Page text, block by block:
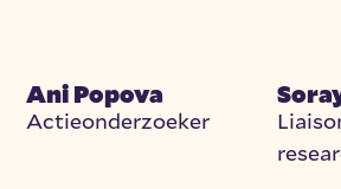
Ani Popova
Actieonderzoeker